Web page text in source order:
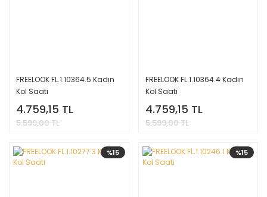
FREELOOK FL.1.10364.5 Kadın
Kol Saati
4.759,15 TL
5.599,00 TL
FREELOOK FL.1.10364.4 Kadın
Kol Saati
4.759,15 TL
5.599,00 TL
%15 %15